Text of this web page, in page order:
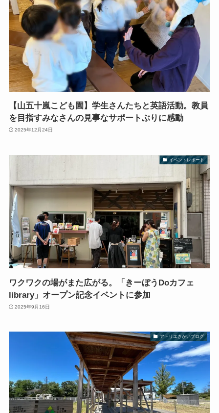
【山五十嵐こども園】学生さんたちと英語活動。教員
を目指すみなさんの見事なサポートぶりに感動
2025年12月24日
イベントレポート
ワクワクの場がまた広がる。「きーぼうDoカフェ
library」オープン記念イベントに参加
2025年9月16日
アトリエさかいブログ